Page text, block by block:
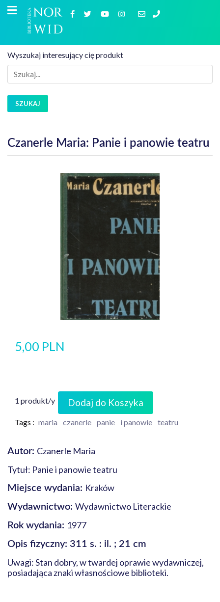
Wyszukaj interesujący cię produkt
SZUKAJ
Czanerle Maria: Panie i panowie teatru
5,00 PLN
1 produkt/y Dodaj do Koszyka
Tags : maria czanerle panie i panowie teatru
Autor: Czanerle Maria
Tytuł: Panie i panowie teatru
Miejsce wydania: Kraków
Wydawnictwo: Wydawnictwo Literackie
Rok wydania: 1977
Opis fizyczny: 311 s. : il. ; 21 cm
Uwagi: Stan dobry, w twardej oprawie wydawniczej,
posiadająca znaki własnościowe biblioteki.